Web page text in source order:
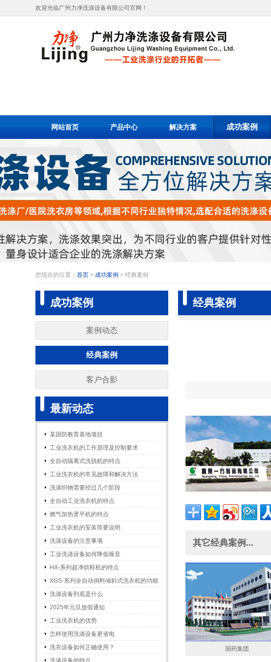
欢迎光临广州力净洗涤设备有限公司官网！
网站首页 产品中心 解决方案 成功案例
您现在的位置： 首页 > 成功案例 > 经典案例
成功案例
案例动态
经典案例
客户合影
最新动态
某国防教育基地项目
工业洗衣机的工作原理及控制要求
全自动隔离式洗脱机的特点
工业洗衣机的常见故障和解决方法
洗涤织物需要经过几个阶段
全自动工业洗衣机的特点
燃气加热烫平机的特点
工业洗衣机的安装简要说明
洗涤设备的注意事项
工业洗涤设备如何降低噪音
HX-系列超净烘鞋机的特点
XGS-系列全自动倒料倾斜式洗衣机的功能
和特点
洗涤设备到底是什么
2025年元旦放假通知
工业洗衣机的优势
怎样使用洗涤设备更省电
洗衣设备如何正确使用？
洗涤设备的特点
经典案例
其它经典案例...
国药集团